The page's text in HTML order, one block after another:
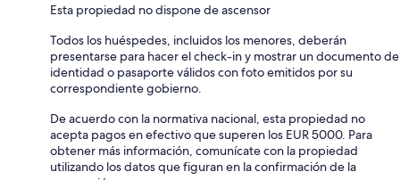
Esta propiedad no dispone de ascensor
Todos los huéspedes, incluidos los menores, deberán
presentarse para hacer el check-in y mostrar un documento de
identidad o pasaporte válidos con foto emitidos por su
correspondiente gobierno.
De acuerdo con la normativa nacional, esta propiedad no
acepta pagos en efectivo que superen los EUR 5000. Para
obtener más información, comunícate con la propiedad
utilizando los datos que figuran en la confirmación de la